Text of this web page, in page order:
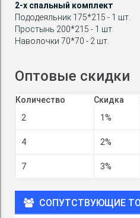
2-х спальный комплект
Пододеяльник 175*215 - 1 шт.
Простынь 200*215 - 1 шт.
Наволочки 70*70 - 2 шт.
Оптовые скидки
Количество Скидка
2
1%
4 2%
7 3%
СОПУТСТВУЮЩИЕ